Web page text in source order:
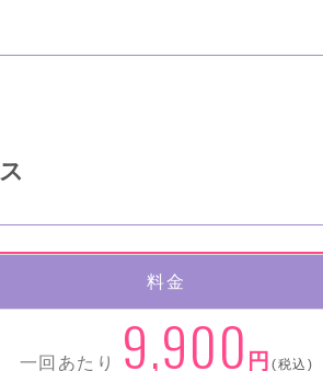
料金
一回あたり 9,900 円 (税込)